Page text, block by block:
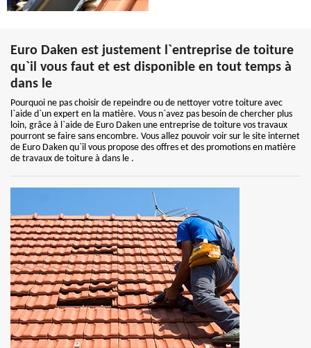
Euro Daken est justement l`entreprise de toiture
qu`il vous faut et est disponible en tout temps à
dans le
Pourquoi ne pas choisir de repeindre ou de nettoyer votre toiture avec
l`aide d`un expert en la matière. Vous n`avez pas besoin de chercher plus
loin, grâce à l`aide de Euro Daken une entreprise de toiture vos travaux
pourront se faire sans encombre. Vous allez pouvoir voir sur le site internet
de Euro Daken qu`il vous propose des offres et des promotions en matière
de travaux de toiture à dans le .